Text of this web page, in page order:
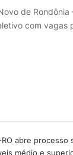
de Rondônia
com vagas
RO abre processo
médio e